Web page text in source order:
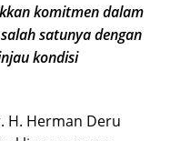
komitmen dalam
satunya dengan
kondisi
H. Herman Deru